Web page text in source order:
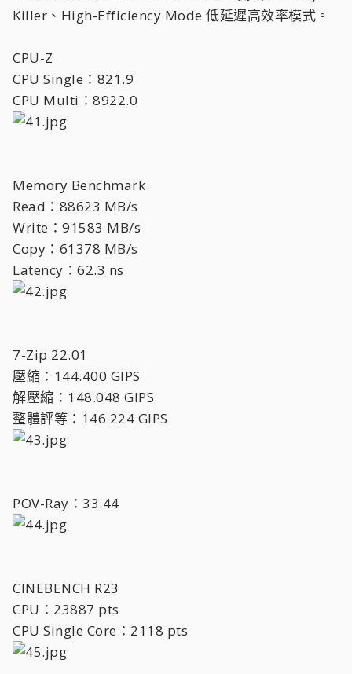
Killer、High-Efficiency Mode 低延遲高效率模式。
CPU-Z
CPU Single：821.9
CPU Multi：8922.0
Memory Benchmark
Read：88623 MB/s
Write：91583 MB/s
Copy：61378 MB/s
Latency：62.3 ns
7-Zip 22.01
壓縮：144.400 GIPS
解壓縮：148.048 GIPS
整體評等：146.224 GIPS
POV-Ray：33.44
CINEBENCH R23
CPU：23887 pts
CPU Single Core：2118 pts